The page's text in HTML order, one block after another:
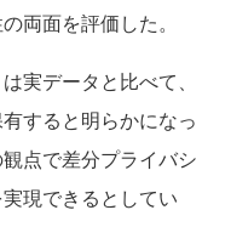
両面を評価した。
実データと比べて、
すると明らかになっ
点で差分プライバシ
現できるとしてい